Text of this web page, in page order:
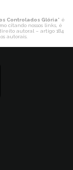
Controlados Glória" é
citando nossos links, é
autoral – artigo 184
autorais.